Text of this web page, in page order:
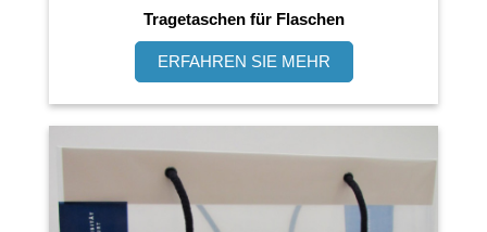
Tragetaschen für Flaschen
ERFAHREN SIE MEHR